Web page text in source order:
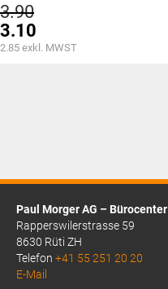
3.90Ursprünglicher
Preis
war:
CHF3.90
3.10
Aktueller
2.85 exkl. MWST
Paul Morger AG – Bürocenter
Rapperswilerstrasse 59
8630 Rüti ZH
Telefon +41 55 251 20 20
E-Mail